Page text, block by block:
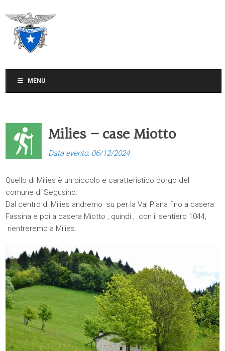
MENU
Milies – case Miotto
Data evento: 06/12/2024
Quello di Milies è un piccolo e caratteristico borgo del
comune di Segusino.
Dal centro di Milies andremo su per la Val Piana fino a casera
Fassina e poi a casera Miotto , quindi , con il sentiero 1044,
rientreremo a Milies.